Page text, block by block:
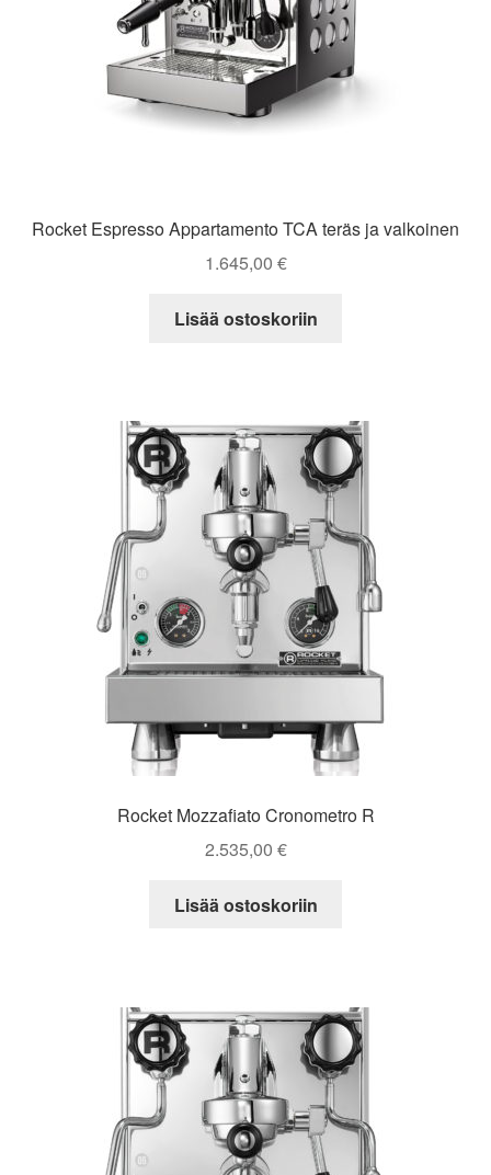
Rocket Espresso Appartamento TCA teräs ja valkoinen
1.645,00 €
Lisää ostoskoriin
Rocket Mozzafiato Cronometro R
2.535,00 €
Lisää ostoskoriin